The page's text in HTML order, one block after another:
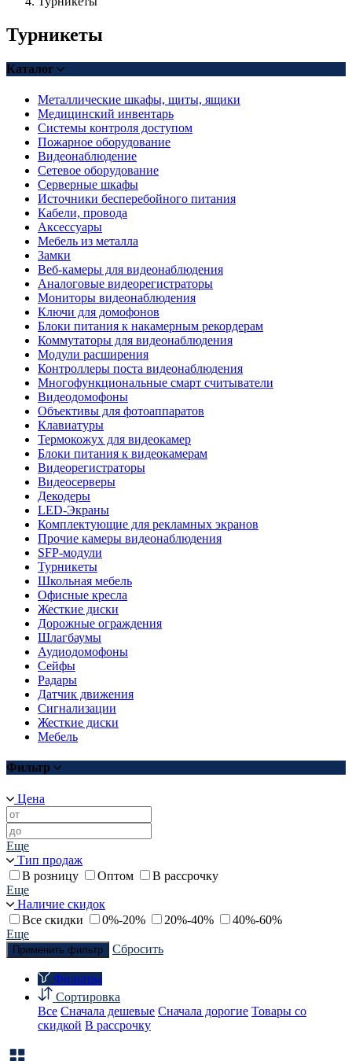
Турникеты
Каталог
Металлические шкафы, щиты, ящики
Медицинский инвентарь
Системы контроля доступом
Пожарное оборудование
Видеонаблюдение
Сетевое оборудование
Серверные шкафы
Источники бесперебойного питания
Кабели, провода
Аксессуары
Мебель из металла
Замки
Веб-камеры для видеонаблюдения
Аналоговые видеорегистраторы
Мониторы видеонаблюдения
Ключи для домофонов
Блоки питания к накамерным рекордерам
Коммутаторы для видеонаблюдения
Модули расширения
Контроллеры поста видеонаблюдения
Многофункциональные смарт считыватели
Видеодомофоны
Объективы для фотоаппаратов
Клавиатуры
Термокожух для видеокамер
Блоки питания к видеокамерам
Видеорегистраторы
Видеосерверы
Декодеры
LED-Экраны
Комплектующие для рекламных экранов
Прочие камеры видеонаблюдения
SFP-модули
Турникеты
Школьная мебель
Офисные кресла
Жесткие диски
Дорожные ограждения
Шлагбаумы
Аудиодомофоны
Сейфы
Радары
Датчик движения
Сигнализации
Жесткие диски
Мебель
Фильтр
Цена
Еще
Тип продаж
В розницу
Оптом
В рассрочку
Еще
Наличие скидок
Все скидки
0%-20% 20%-40%
40%-60%
Еще
Применить фильтр Сбросить
Фильтры
Сортировка
Все Сначала дешевые Сначала дорогие Товары со
скидкой В рассрочку